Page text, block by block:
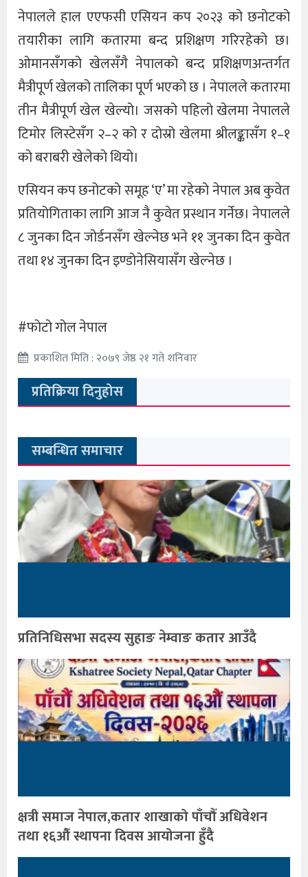
नेपालले हाल एएफसी एसियन कप २०२३ को छनोटको
तयारीका लागि कतारमा बन्द प्रशिक्षण गरिरहेको छ।
ओमानसँगको खेलसँगै नेपालको बन्द प्रशिक्षणअन्तर्गत
मैत्रीपूर्ण खेलको तालिका पूर्ण भएको छ । नेपालले कतारमा
तीन मैत्रीपूर्ण खेल खेल्यो। जसको पहिलो खेलमा नेपालले
टिमोर लिस्टेसँग २–२ को र दोस्रो खेलमा श्रीलङ्कासँग १–१
को बराबरी खेलेको थियो।
एसियन कप छनोटको समूह ‘ए’ मा रहेको नेपाल अब कुवेत
प्रतियोगिताका लागि आज नै कुवेत प्रस्थान गर्नेछ। नेपालले
८ जुनका दिन जोर्डनसँग खेल्नेछ भने ११ जुनका दिन कुवेत
तथा १४ जुनका दिन इण्डोनेसियासँग खेल्नेछ ।
#फोटो गोल नेपाल
प्रकाशित मिति : २०७९ जेष्ठ २१ गते शनिवार
प्रतिक्रिया दिनुहोस
सम्बन्धित समाचार
प्रतिनिधिसभा सदस्य सुहाङ नेम्वाङ कतार आउँदै
क्षत्री समाज नेपाल,कतार शाखाको पाँचौँ अधिवेशन
तथा १६औँ स्थापना दिवस आयोजना हुँदै